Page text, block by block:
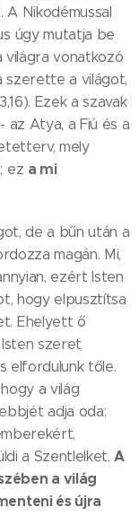
Nikodémussal
úgy mutatja be
világra vonatkozó
szerette a világot,
Ezek a szavak
az Atya, a Fiú és a
mely
ez a mi
de a bűn után a
magán. Mi,
ezért Isten
hogy elpusztítsa
Ehelyett ő
szeret
elfordulunk tőle.
a világ
adja oda:
a Szentlelket.A
a világ
és újra